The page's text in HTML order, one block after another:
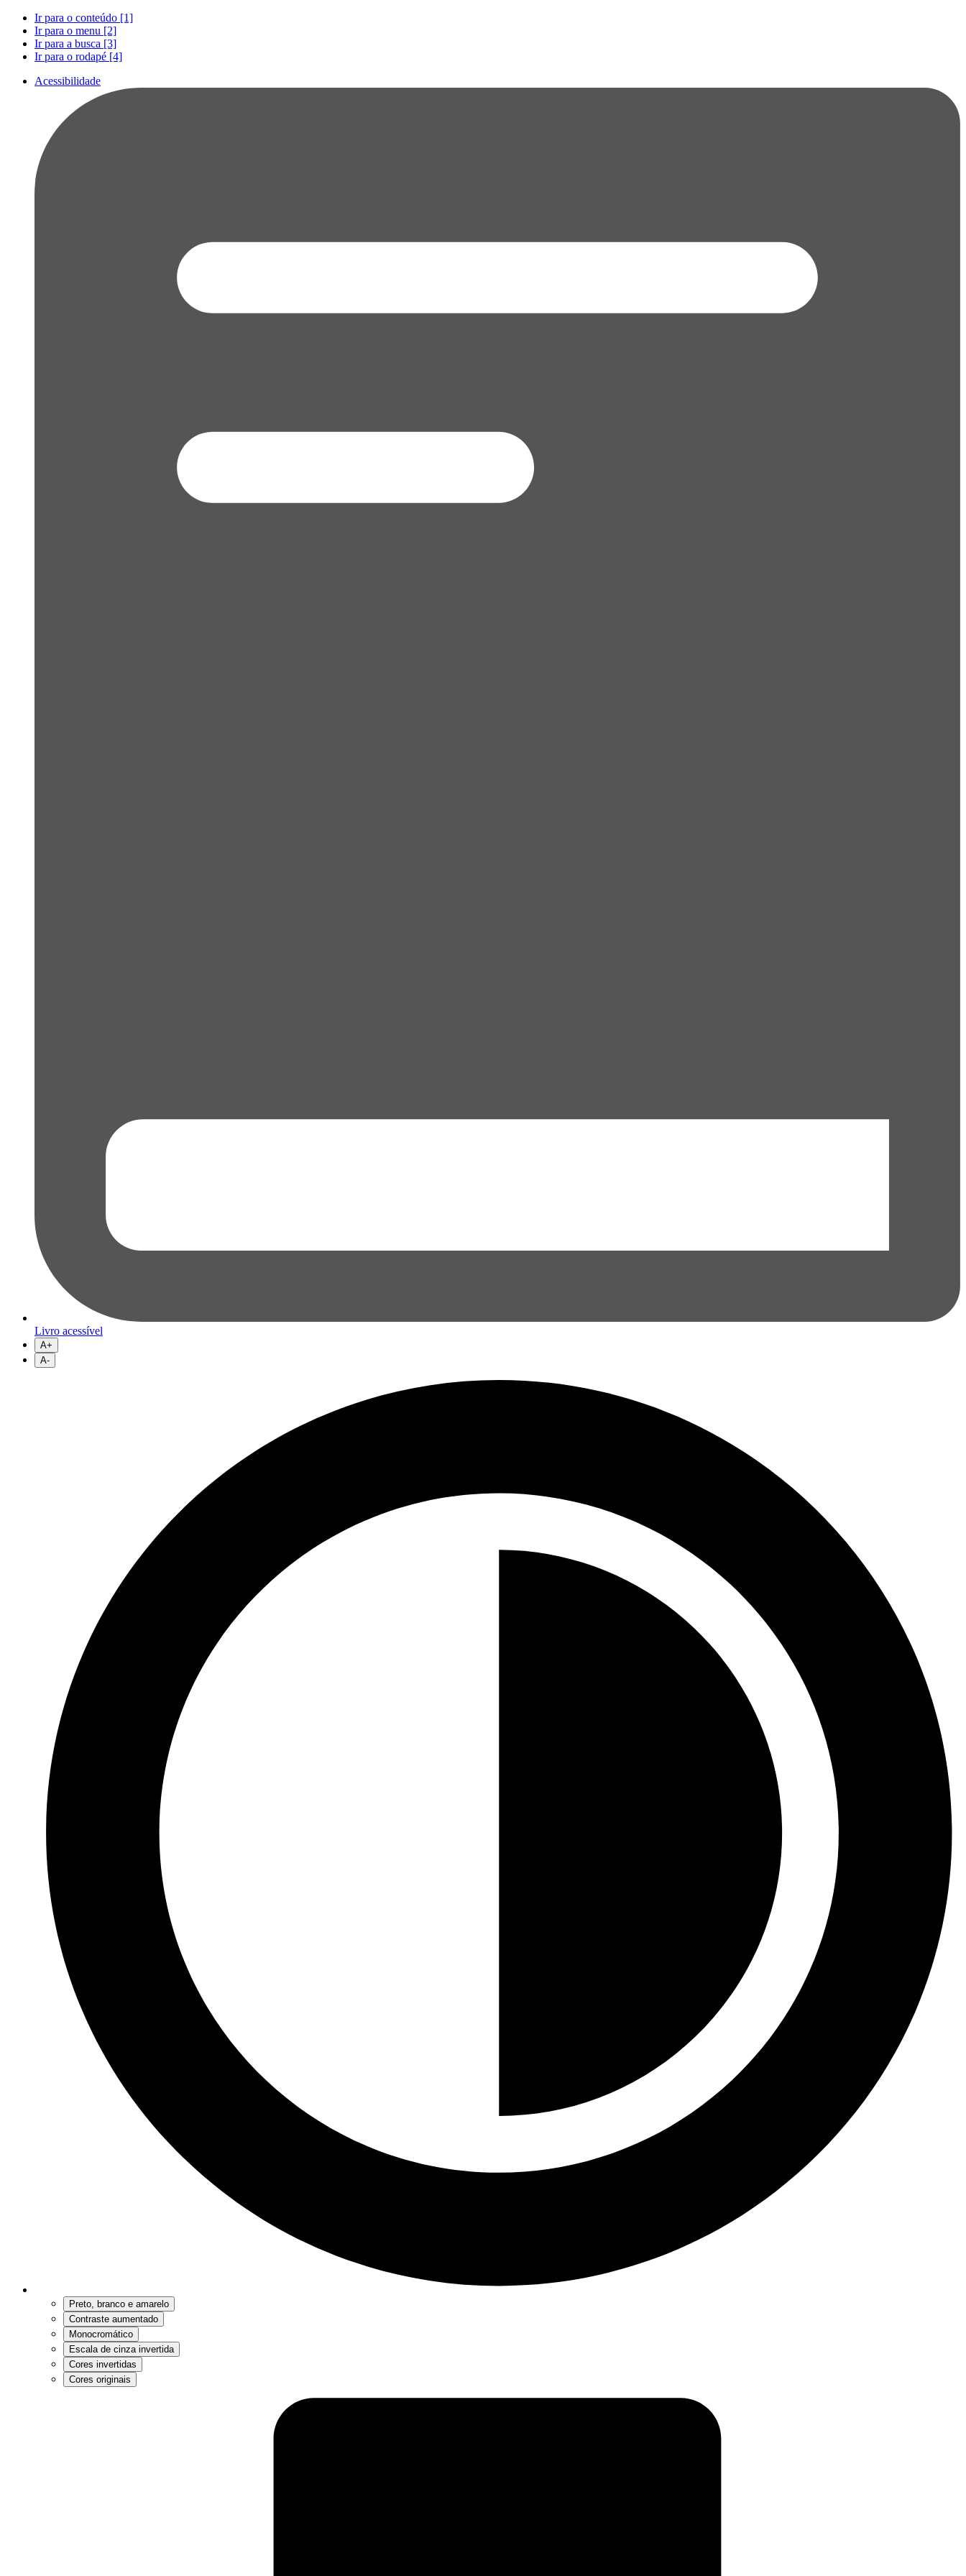
Ir para o conteúdo [1]
Ir para o menu [2]
Ir para a busca [3]
Ir para o rodapé [4]
Acessibilidade
Livro acessível
A+
A-
Preto, branco e amarelo
Contraste aumentado
Monocromático
Escala de cinza invertida
Cores invertidas
Cores originais